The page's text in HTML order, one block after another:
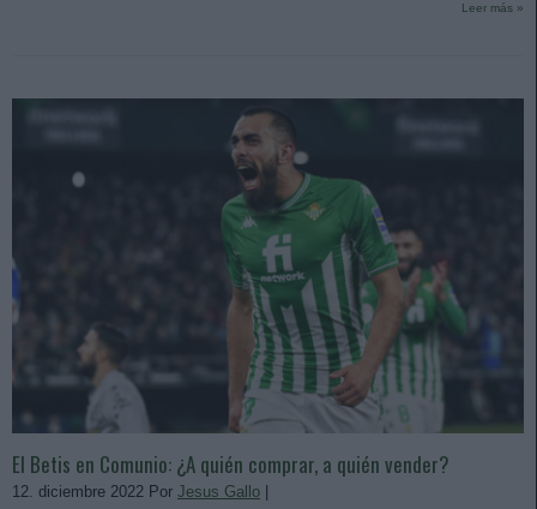
Leer más »
El Betis en Comunio: ¿A quién comprar, a quién vender?
12. diciembre 2022 Por Jesus Gallo